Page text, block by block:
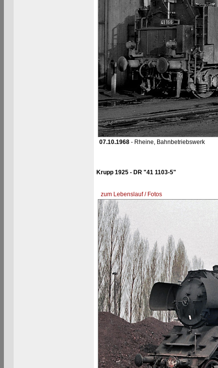
07.10.1968- Rheine, Bahnbetriebswerk
Krupp 1925 - DR "41 1103-5"
zum Lebenslauf / Fotos